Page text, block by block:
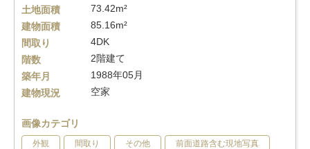
土地面積
73.42m²
建物面積
85.16m²
間取り
4DK
階数
2階建て
築年月
1988年05月
建物現況
空家
画像カテゴリ
外観 間取り その他 前面道路含む現地写真